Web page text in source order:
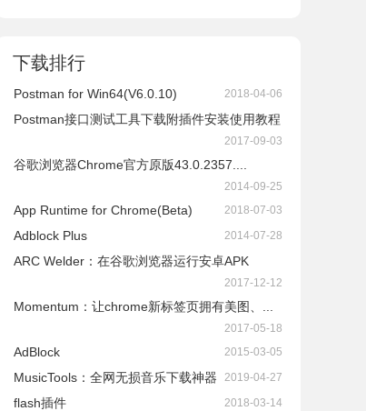
下载排行
Postman for Win64(V6.0.10) 2018-04-06
Postman接口测试工具下载附插件安装使用教程
2017-09-03
谷歌浏览器Chrome官方原版43.0.2357....
2014-09-25
App Runtime for Chrome(Beta) 2018-07-03
Adblock Plus 2014-07-28
ARC Welder：在谷歌浏览器运行安卓APK
2017-12-12
Momentum：让chrome新标签页拥有美图、...
2017-05-18
AdBlock 2015-03-05
​MusicTools：全网无损音乐下载神器 2019-04-27
flash插件 2018-03-14